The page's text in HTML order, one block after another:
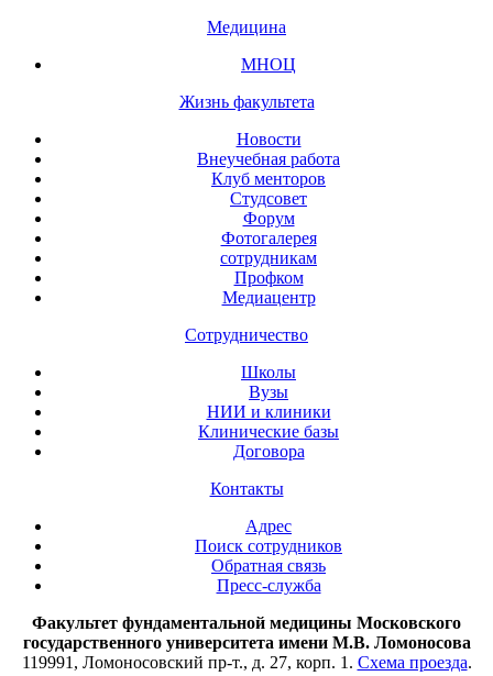
Медицина
МНОЦ
Жизнь факультета
Новости
Внеучебная работа
Клуб менторов
Студсовет
Форум
Фотогалерея
сотрудникам
Профком
Медиацентр
Сотрудничество
Школы
Вузы
НИИ и клиники
Клинические базы
Договора
Контакты
Адрес
Поиск сотрудников
Обратная связь
Пресс-служба
Факультет фундаментальной медицины Московского
государственного университета имени М.В. Ломоносова
119991, Ломоносовский пр-т., д. 27, корп. 1. Схема проезда.